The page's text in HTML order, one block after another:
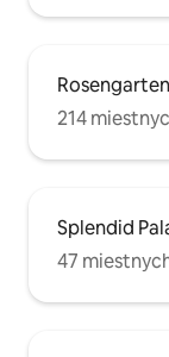
Rosengarten
214
Splendid
47